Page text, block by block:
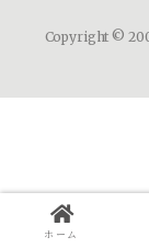
Copyright ©
ホーム